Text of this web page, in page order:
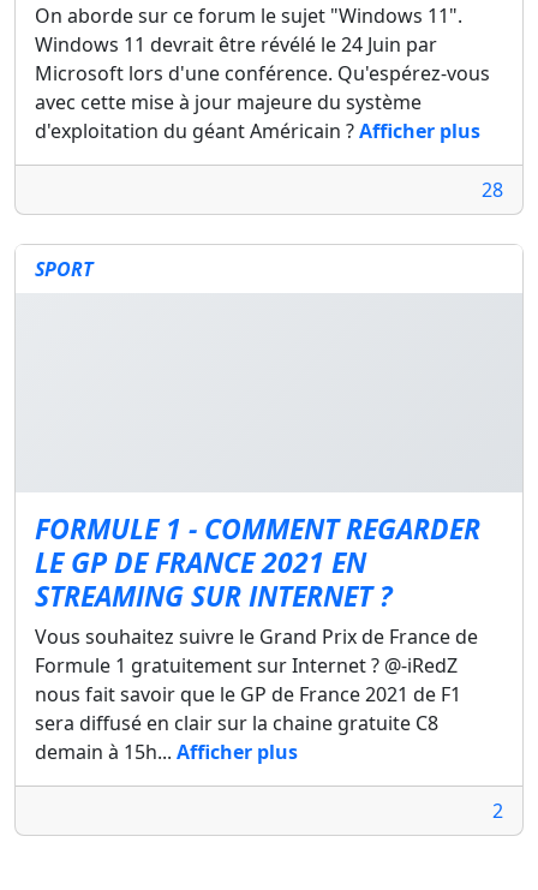
On aborde sur ce forum le sujet "Windows 11".
Windows 11 devrait être révélé le 24 Juin par
Microsoft lors d'une conférence. Qu'espérez-vous
avec cette mise à jour majeure du système
d'exploitation du géant Américain ?Afficher plus
28
SPORT
FORMULE 1 - COMMENT REGARDER
LE GP DE FRANCE 2021 EN
STREAMING SUR INTERNET ?
Vous souhaitez suivre le Grand Prix de France de
Formule 1 gratuitement sur Internet ? @-iRedZ
nous fait savoir que le GP de France 2021 de F1
sera diffusé en clair sur la chaine gratuite C8
demain à 15h... Afficher plus
2